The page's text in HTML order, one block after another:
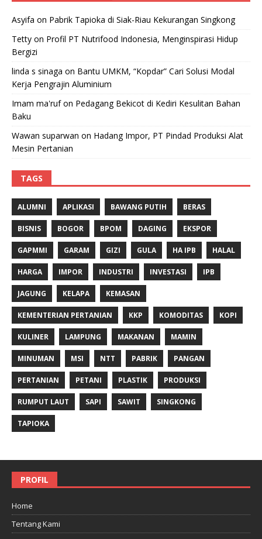
Asyifa on Pabrik Tapioka di Siak-Riau Kekurangan Singkong
Tetty on Profil PT Nutrifood Indonesia, Menginspirasi Hidup
Bergizi
linda s sinaga on Bantu UMKM, “Kopdar” Cari Solusi Modal
Kerja Pengrajin Aluminium
Imam ma'rufon Pedagang Bekicot di Kediri Kesulitan Bahan
Baku
Wawan suparwan on Hadang Impor, PT Pindad Produksi Alat
Mesin Pertanian
TAGS
ALUMNI APLIKASI BAWANG PUTIH BERAS
BISNIS BOGOR BPOM DAGING EKSPOR
GAPMMI GARAM GIZI GULA HA IPB HALAL
HARGA IMPOR INDUSTRI INVESTASI IPB
JAGUNG KELAPA KEMASAN
KEMENTERIAN PERTANIAN KKP KOMODITAS KOPI
KULINER LAMPUNG MAKANAN MAMIN
MINUMAN MSI NTT PABRIK PANGAN
PERTANIAN PETANI PLASTIK PRODUKSI
RUMPUT LAUT SAPI SAWIT SINGKONG
TAPIOKA
PROFIL
Home
Tentang Kami